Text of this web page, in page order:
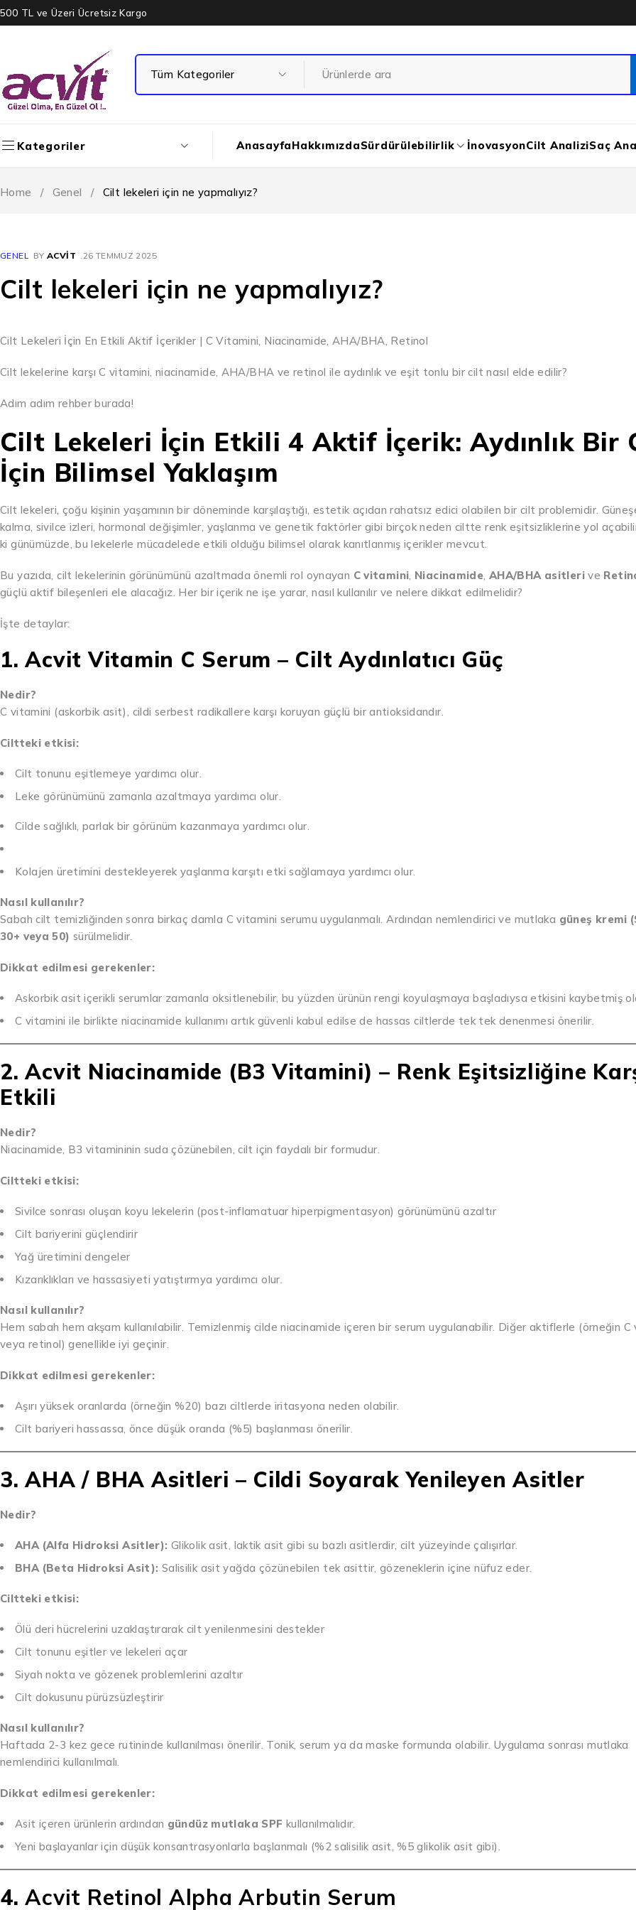
500 TL ve Üzeri Ücretsiz Kargo
Kategoriler AnasayfaHakkımızdaSürdürülebilirlik İnovasyonCilt AnaliziSaç
Home / Genel / Cilt lekeleri için ne yapmalıyız?
GENEL BY ACVIT 26 TEMMUZ 2025
Cilt lekeleri için ne yapmalıyız?
Cilt Lekeleri İçin En Etkili Aktif İçerikler | C Vitamini, Niacinamide, AHA/BHA, Retinol
Cilt lekelerine karşı C vitamini, niacinamide, AHA/BHA ve retinol ile aydınlık ve eşit tonlu bir cilt nasıl elde edilir?
Adım adım rehber burada!
Cilt Lekeleri İçin Etkili 4 Aktif İçerik: Aydınlık Bir
İçin Bilimsel Yaklaşım
Cilt lekeleri, çoğu kişinin yaşamının bir döneminde karşılaştığı, estetik açıdan rahatsız edici olabilen bir cilt problemidir.
kalma, sivilce izleri, hormonal değişimler, yaşlanma ve genetik faktörler gibi birçok neden ciltte renk eşitsizliklerine yol
ki günümüzde, bu lekelerle mücadelede etkili olduğu bilimsel olarak kanıtlanmış içerikler mevcut.
Bu yazıda, cilt lekelerinin görünümünü azaltmada önemli rol oynayan C vitamini, Niacinamide, AHA/BHA asitlerive
güçlü aktif bileşenleri ele alacağız. Her bir içerik ne işe yarar, nasıl kullanılır ve nelere dikkat edilmelidir?
İşte detaylar:
1. Acvit Vitamin C Serum – Cilt Aydınlatıcı Güç
Nedir?
C vitamini (askorbik asit), cildi serbest radikallere karşı koruyan güçlü bir antioksidandır.
Ciltteki etkisi:
Cilt tonunu eşitlemeye yardımcı olur.
Leke görünümünü zamanla azaltmaya yardımcı olur.
Cilde sağlıklı, parlak bir görünüm kazanmaya yardımcı olur.
Kolajen üretimini destekleyerek yaşlanma karşıtı etki sağlamaya yardımcı olur.
Nasıl kullanılır?
Sabah cilt temizliğinden sonra birkaç damla C vitamini serumu uygulanmalı. Ardından nemlendirici ve mutlaka güneş kremi
30+ veya 50) sürülmelidir.
Dikkat edilmesi gerekenler:
Askorbik asit içerikli serumlar zamanla oksitlenebilir, bu yüzden ürünün rengi koyulaşmaya başladıysa etkisini kaybetmiş
C vitamini ile birlikte niacinamide kullanımı artık güvenli kabul edilse de hassas ciltlerde tek tek denenmesi önerilir.
2. Acvit Niacinamide (B3 Vitamini) – Renk Eşitsizliğine
Etkili
Nedir?
Niacinamide, B3 vitamininin suda çözünebilen, cilt için faydalı bir formudur.
Ciltteki etkisi:
Sivilce sonrası oluşan koyu lekelerin (post-inflamatuar hiperpigmentasyon) görünümünü azaltır
Cilt bariyerini güçlendirir
Yağ üretimini dengeler
Kızarıklıkları ve hassasiyeti yatıştırmya yardımcı olur.
Nasıl kullanılır?
Hem sabah hem akşam kullanılabilir. Temizlenmiş cilde niacinamide içeren bir serum uygulanabilir. Diğer aktiflerle (örneğin C
veya retinol) genellikle iyi geçinir.
Dikkat edilmesi gerekenler:
Aşırı yüksek oranlarda (örneğin %20) bazı ciltlerde iritasyona neden olabilir.
Cilt bariyeri hassassa, önce düşük oranda (%5) başlanması önerilir.
3. AHA / BHA Asitleri – Cildi Soyarak Yenileyen Asitler
Nedir?
AHA (Alfa Hidroksi Asitler): Glikolik asit, laktik asit gibi su bazlı asitlerdir, cilt yüzeyinde çalışırlar.
BHA (Beta Hidroksi Asit): Salisilik asit yağda çözünebilen tek asittir, gözeneklerin içine nüfuz eder.
Ciltteki etkisi:
Ölü deri hücrelerini uzaklaştırarak cilt yenilenmesini destekler
Cilt tonunu eşitler ve lekeleri açar
Siyah nokta ve gözenek problemlerini azaltır
Cilt dokusunu pürüzsüzleştirir
Nasıl kullanılır?
Haftada 2-3 kez gece rutininde kullanılması önerilir. Tonik, serum ya da maske formunda olabilir. Uygulama sonrası mutlaka
nemlendirici kullanılmalı.
Dikkat edilmesi gerekenler:
Asit içeren ürünlerin ardından gündüz mutlaka SPF kullanılmalıdır.
Yeni başlayanlar için düşük konsantrasyonlarla başlanmalı (%2 salisilik asit, %5 glikolik asit gibi).
4.Acvit Retinol Alpha Arbutin Serum